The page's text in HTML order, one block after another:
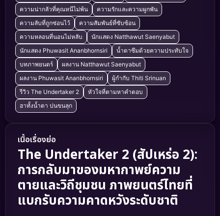
ความน่ากลัวที่คุณหนีไม่พ้น
ความรักและความผูกพัน
ความลับที่ถูกซ่อนไว้
ความสัมพันธ์ที่ซับซ้อน
ความหลอนที่นอนไม่หลับ
นักแสดง Natthawut Saenyabut
นักแสดง Phuwasit Ananbhornsiri
น้ำตาซึมด้วยความประทับใจ
บทภาพยนตร์
ผลงาน Natthawut Saenyabut
ผลงาน Phuwasit Ananbhornsiri
ผู้กำกับ Thiti Srinuan
รีวิว The Undertaker 2
หัวใจที่ตามหาคำตอบ
ฮาทั้งน้ำตา ปนขนลุก
เนื้อเรื่องย่อ
The Undertaker 2 (สัปเหร่อ 2):
การกลับมาของมหากาพย์ความ
ตายและวิถีชุมชน ภาพยนตร์ไทยที่
แบกรับความคาดหวังระดับชาติ